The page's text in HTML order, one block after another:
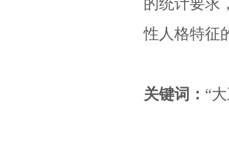
的统计要求
性人格特征
关键词： “